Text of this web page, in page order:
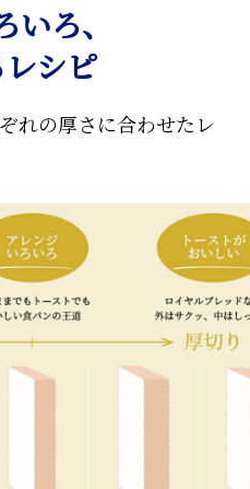
いろ、
シピ
れの厚さに合わせたレ